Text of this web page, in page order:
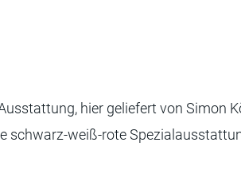
hier geliefert von Simon
schwarz-weiß-rote